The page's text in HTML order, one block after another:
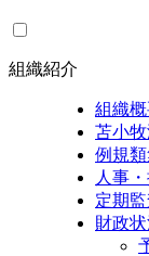
組織紹介
組織
苫小
例規類
人事
定期
財政